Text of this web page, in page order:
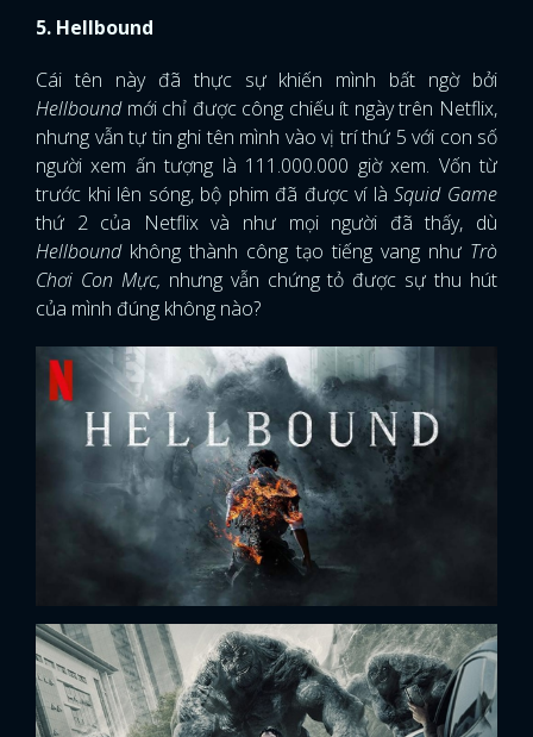
5. Hellbound
Cái tên này đã thực sự khiến mình bất ngờ bởi
Hellboundmới chỉ được công chiếu ít ngày trên Netflix,
nhưng vẫn tự tin ghi tên mình vào vị trí thứ 5 với con số
người xem ấn tượng là 111.000.000 giờ xem. Vốn từ
trước khi lên sóng, bộ phim đã được ví làSquid Game
thứ 2 của Netflix và như mọi người đã thấy, dù
Hellboundkhông thành công tạo tiếng vang như Trò
Chơi Con Mực, nhưng vẫn chứng tỏ được sự thu hút
của mình đúng không nào?